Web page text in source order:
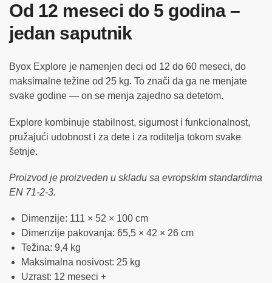
Od 12 meseci do 5 godina –
jedan saputnik
Byox Explore je namenjen deci od 12 do 60 meseci, do
maksimalne težine od 25 kg. To znači da ga ne menjate
svake godine — on se menja zajedno sa detetom.
Explore kombinuje stabilnost, sigurnost i funkcionalnost,
pružajući udobnost i za dete i za roditelja tokom svake
šetnje.
Proizvod je proizveden u skladu sa evropskim standardima
EN 71-2-3.
Dimenzije: 111 × 52 × 100 cm
Dimenzije pakovanja: 65,5 × 42 × 26 cm
Težina: 9,4 kg
Maksimalna nosivost: 25 kg
Uzrast: 12 meseci +